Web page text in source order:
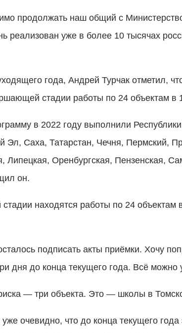
продолжать наш общий с
реализован уже в более 10 тысячах
года, Андрей Турчак отметил,
стадии работы по 24 объектам в
в 2022 году выполнили
Саха, Татарстан, Чечня, Пермский,
Липецкая, Оренбургская, Пензенская,
он.
находятся работы по 24 объектам
подписать акты приёмки. Хочу
дня до конца текущего года. Всё
— три объекта. Это — школы в
уже очевидно, что до конца текущего